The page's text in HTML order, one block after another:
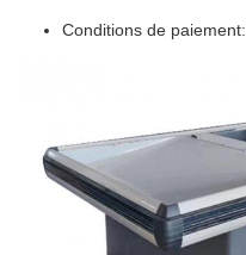
Conditions de paiement: